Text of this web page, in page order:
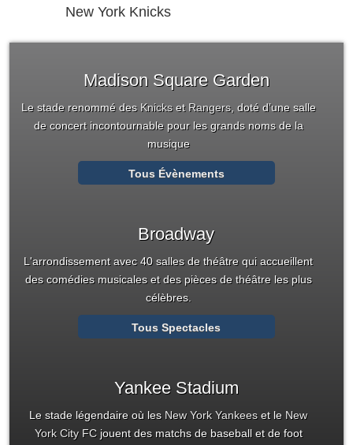
New York Knicks
Madison Square Garden
Le stade renommé des Knickset Rangers, doté d’une salle
de concert incontournable pour les grands noms de la
musique
Tous Évènements
Broadway
L'arrondissement avec 40 salles de théâtre qui accueillent
des comédies musicales et des pièces de théâtre les plus
célèbres.
Tous Spectacles
Yankee Stadium
Le stade légendaire où les New York Yankees et le New
York City FCjouent des matchs de baseball et de foot